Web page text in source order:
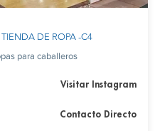
DE ROPA -C4
para caballeros
Visitar Instagram
Contacto Directo